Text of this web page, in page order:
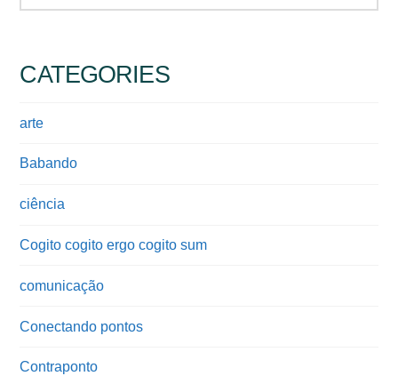
CATEGORIES
arte
Babando
ciência
Cogito cogito ergo cogito sum
comunicação
Conectando pontos
Contraponto